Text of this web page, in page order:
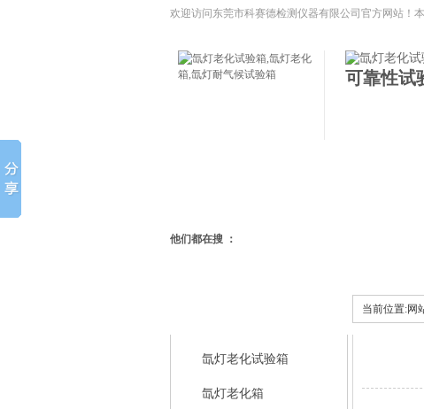
欢迎访问东莞市科赛德检测仪器有限公司官方网站！
可靠性试
他们都在搜 ：
氙灯老化试验箱
氙灯老化箱
当前位置:网